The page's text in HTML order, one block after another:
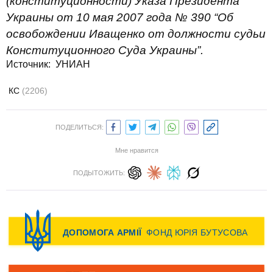
Украины от 10 мая 2007 года № 390 “Об
освобождении Иващенко от должности судьи
Конституционного Суда Украины”.
Источник: УНИАН
КС (2206)
ПОДЕЛИТЬСЯ:
Мне нравится
ПОДЫТОЖИТЬ: